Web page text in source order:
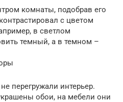
комнаты, подобрав его
с цветом
в светлом
темный, а в темном –
перегружали интерьер.
обои, на мебели они